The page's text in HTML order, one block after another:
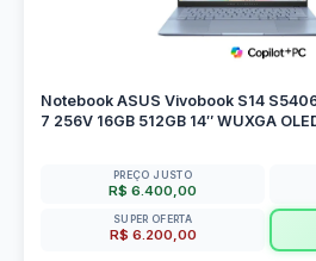
Notebook ASUS Vivobook S14
7 256V 16GB 512GB 14″ WUXGA
PREÇO JUSTO
R$ 6.400,00
SUPER OFERTA
R$ 6.200,00